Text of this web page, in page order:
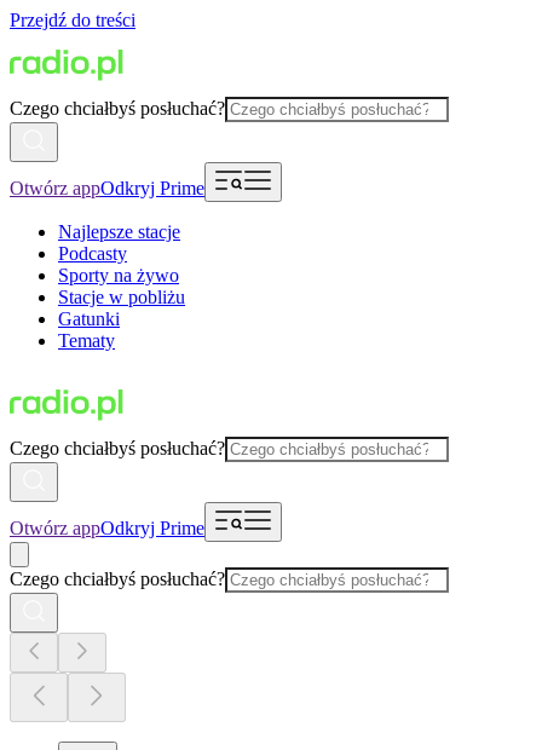
Przejdź do treści
Czego chciałbyś posłuchać?
Otwórz appOdkryj Prime
Najlepsze stacje
Podcasty
Sporty na żywo
Stacje w pobliżu
Gatunki
Tematy
Czego chciałbyś posłuchać?
Otwórz appOdkryj Prime
Czego chciałbyś posłuchać?